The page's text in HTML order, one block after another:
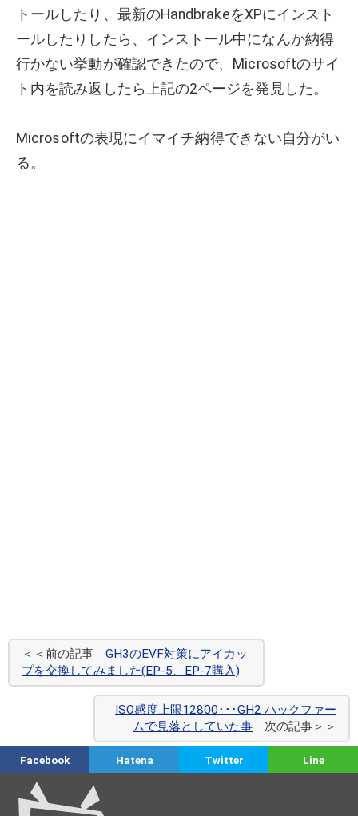
トールしたり、最新のHandbrakeをXPにインスト
ールしたりしたら、インストール中になんか納得
行かない挙動が確認できたので、Microsoftのサイ
ト内を読み返したら上記の2ページを発見した。
Microsoftの表現にイマイチ納得できない自分がい
る。
＜＜前の記事 GH3のEVF対策にアイカッ
プを交換してみました(EP-5、EP-7購入)
ISO感度上限12800･･･GH2 ハックファー
ムで見落としていた事 次の記事＞＞
Facebook Hatena Twitter Line